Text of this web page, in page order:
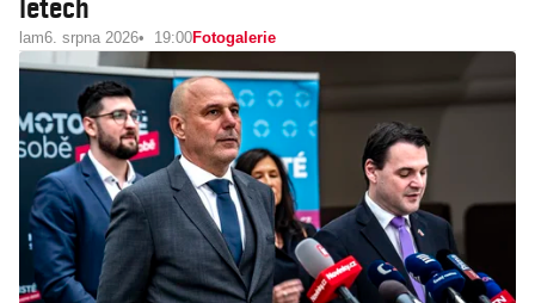
letech
lam6. srpna 2026 19:00Fotogalerie